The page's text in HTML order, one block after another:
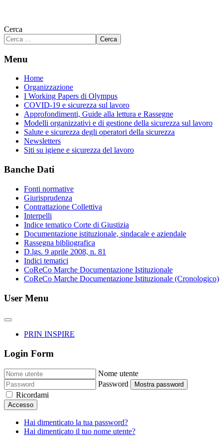
Cerca
Cerca
Menu
Home
Organizzazione
I Working Papers di Olympus
COVID-19 e sicurezza sul lavoro
Approfondimenti, Guide alla lettura e Rassegne
Modelli organizzativi e di gestione della sicurezza sul lavoro
Salute e sicurezza degli operatori della sicurezza
Newsletters
Siti su igiene e sicurezza del lavoro
Banche Dati
Fonti normative
Giurisprudenza
Contrattazione Collettiva
Interpelli
Indice tematico Corte di Giustizia
Documentazione istituzionale, sindacale e aziendale
Rassegna bibliografica
D.lgs. 9 aprile 2008, n. 81
Indici tematici
CoReCo Marche Documentazione Istituzionale
CoReCo Marche Documentazione Istituzionale (Cronologico)
User Menu
PRIN INSPIRE
Login Form
Nome utente
Password
Mostra password
Ricordami
Accesso
Hai dimenticato la tua password?
Hai dimenticato il tuo nome utente?